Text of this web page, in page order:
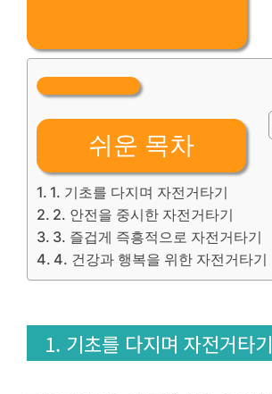
쉬운 목차
1. 기초를 다지며 자전거타기
2. 안전을 중시한 자전거타기
3. 즐겁게 즉흥적으로 자전거타기
4. 건강과 행복을 위한 자전거타기
1. 기초를 다지며 자전거타기